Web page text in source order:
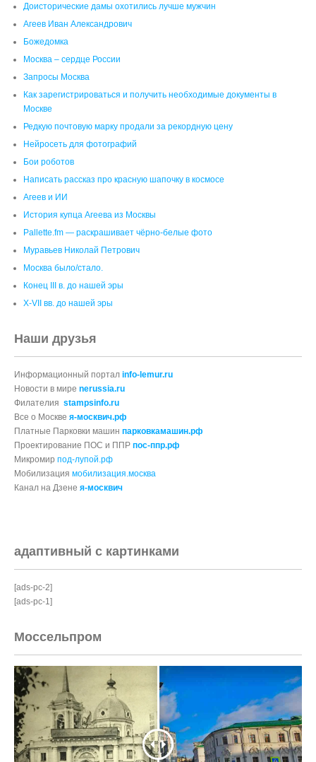
Доисторические дамы охотились лучше мужчин
Агеев Иван Александрович
Божедомка
Москва – сердце России
Запросы Москва
Как зарегистрироваться и получить необходимые документы в
Москве
Редкую почтовую марку продали за рекордную цену
Нейросеть для фотографий
Бои роботов
Написать рассказ про красную шапочку в космосе
Агеев и ИИ
История купца Агеева из Москвы
Pallette.fm — раскрашивает чёрно‑белые фото
Муравьев Николай Петрович
Москва было/стало.
Конец III в. до нашей эры
X-VII вв. до нашей эры
Наши друзья
Информационный портал info-lemur.ru
Новости в мире nerussia.ru
Филателия stampsinfo.ru
Все о Москве я-москвич.рф
Платные Парковки машин парковкамашин.рф
Проектирование ПОС и ППР пос-ппр.рф
Микромир под-лупой.рф
Мобилизация мобилизация.москва
Канал на Дзене я-москвич
адаптивный с картинками
[ads-pc-2]
[ads-pc-1]
Моссельпром